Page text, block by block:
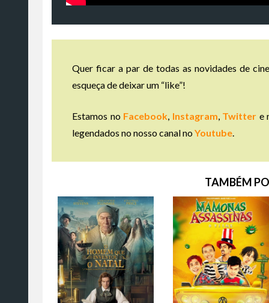
Quer ficar a par de todas as novidades de
esqueça de deixar um “like”!
Estamos no Facebook, Instagram, Twitter e
legendados no nosso canal noYoutube.
TAMBÉM